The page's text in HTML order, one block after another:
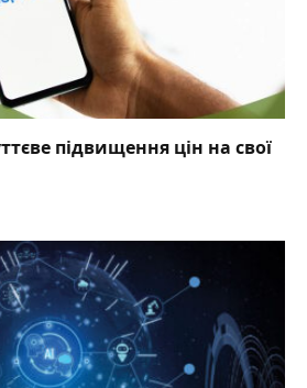
підвищення цін на свої